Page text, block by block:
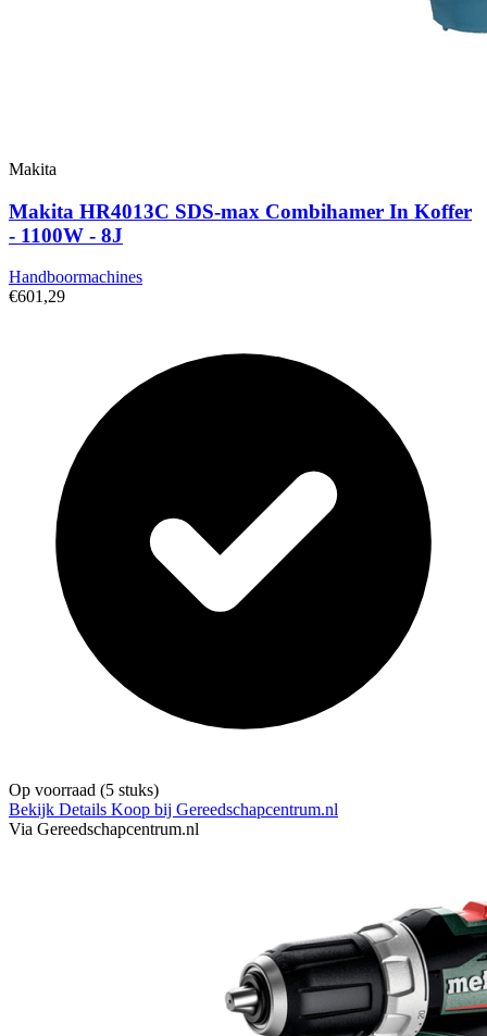
Makita
Makita HR4013C SDS-max Combihamer In Koffer
- 1100W - 8J
Handboormachines
€601,29
Op voorraad (5 stuks)
Bekijk Details Koop bij Gereedschapcentrum.nl
Via Gereedschapcentrum.nl